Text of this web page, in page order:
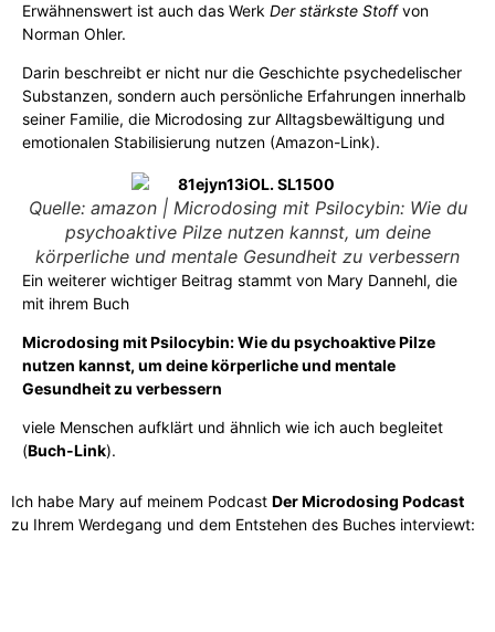
Erwähnenswert ist auch das Werk Der stärkste Stoffvon
Norman Ohler.
Darin beschreibt er nicht nur die Geschichte psychedelischer
Substanzen, sondern auch persönliche Erfahrungen innerhalb
seiner Familie, die Microdosing zur Alltagsbewältigung und
emotionalen Stabilisierung nutzen (Amazon-Link).
Quelle: amazon | Microdosing mit Psilocybin: Wie du
psychoaktive Pilze nutzen kannst, um deine
körperliche und mentale Gesundheit zu verbessern
Ein weiterer wichtiger Beitrag stammt von Mary Dannehl, die
mit ihrem Buch
Microdosing mit Psilocybin: Wie du psychoaktive Pilze
nutzen kannst, um deine körperliche und mentale
Gesundheit zu verbessern
viele Menschen aufklärt und ähnlich wie ich auch begleitet
(Buch-Link).
Ich habe Mary auf meinem Podcast Der Microdosing Podcast
zu Ihrem Werdegang und dem Entstehen des Buches interviewt: